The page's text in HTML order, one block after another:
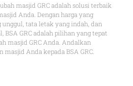
masjid GRC adalah solusi terbaik
Anda. Dengan harga yang
tata letak yang indah, dan
BSA GRC adalah pilihan yang tepat
masjid GRC Anda. Andalkan
Anda kepada BSA GRC.